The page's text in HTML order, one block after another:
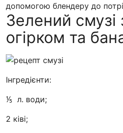
допомогою блендеру до
Зелений смузі
огірком та
Інгредієнти:
⅕ л. води;
2 ківі;